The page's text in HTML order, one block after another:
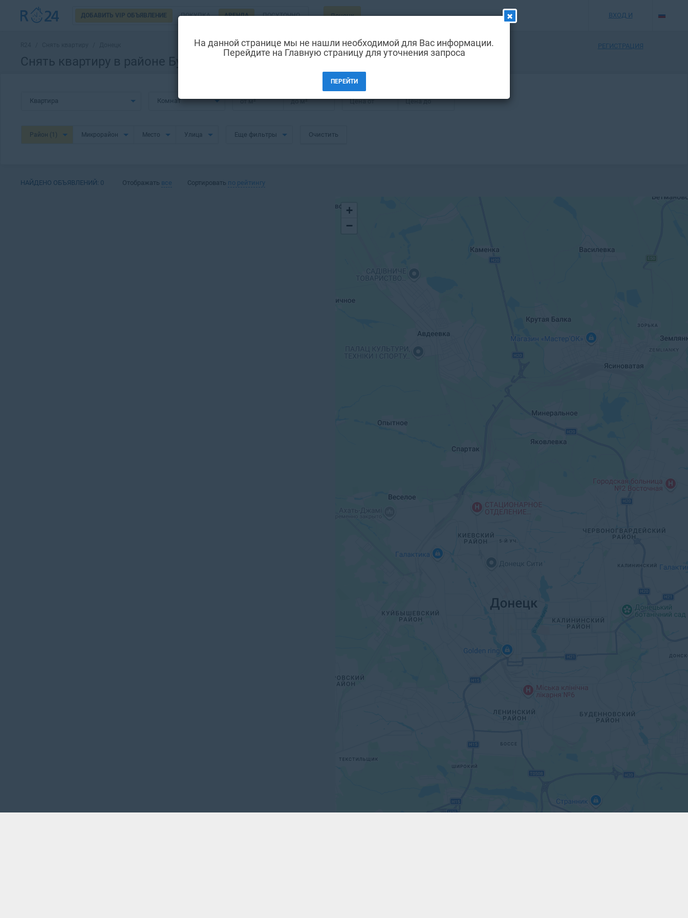
ДОБАВИТЬ VIP ОБЪЯВЛЕНИЕ ПОКУПКА АРЕНДА ПОСУТОЧНО Донецк ВХОД И
РЕГИСТРАЦИЯ
Снять квартиру в районе Будённовский в Донецке
Квартира Комнат отм² дом² Цена от Цена до
Район (1) Микрорайон Место Улица Еще фильтры Очистить
НАЙДЕНО ОБЪЯВЛЕНИЙ: 0 Отображать все Сортировать по рейтингу
+
−
На данной странице мы не нашли необходимой для Вас информации.
Перейдите на Главную страницу для уточнения запроса
ПЕРЕЙТИ